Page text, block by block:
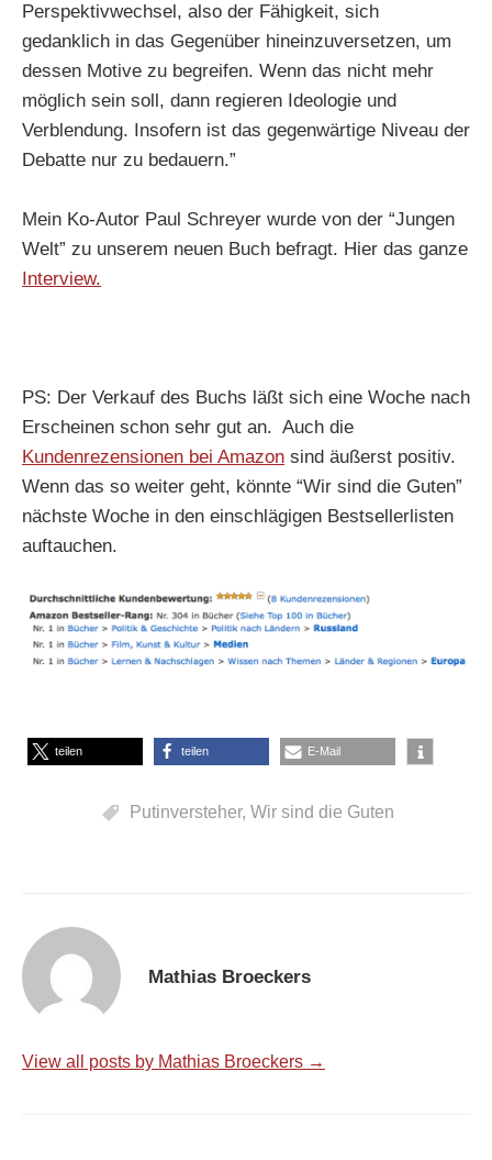
Perspektivwechsel, also der Fähigkeit, sich
gedanklich in das Gegenüber hineinzuversetzen, um
dessen Motive zu begreifen. Wenn das nicht mehr
möglich sein soll, dann regieren Ideologie und
Verblendung. Insofern ist das gegenwärtige Niveau der
Debatte nur zu bedauern.”
Mein Ko-Autor Paul Schreyer wurde von der “Jungen
Welt” zu unserem neuen Buch befragt. Hier das ganze
Interview.
PS: Der Verkauf des Buchs läßt sich eine Woche nach
Erscheinen schon sehr gut an. Auch die
Kundenrezensionen bei Amazon sind äußerst positiv.
Wenn das so weiter geht, könnte “Wir sind die Guten”
nächste Woche in den einschlägigen Bestsellerlisten
auftauchen.
teilen teilen E-Mail
Putinversteher, Wir sind die Guten
Mathias Broeckers
View all posts by Mathias Broeckers →